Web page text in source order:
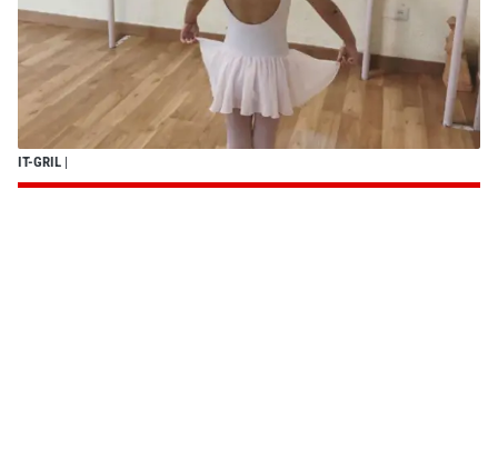
IT-GRIL |